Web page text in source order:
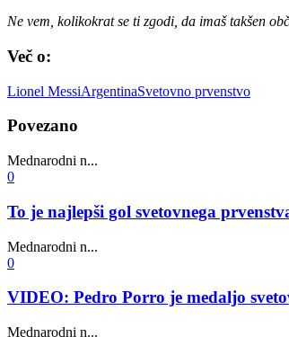
Ne vem, kolikokrat se ti zgodi, da imaš takšen
Več o:
Lionel MessiArgentinaSvetovno prvenstvo
Povezano
Mednarodni n...
0
To je najlepši gol svetovnega
Mednarodni n...
0
VIDEO: Pedro Porro je medaljo
Mednarodni n...